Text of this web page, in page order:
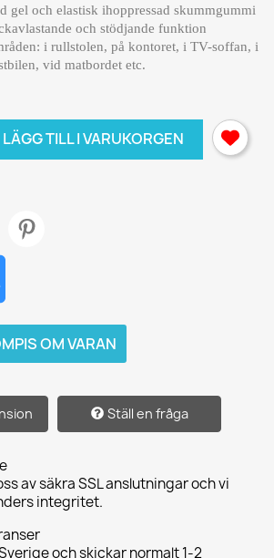
gel och elastisk ihoppressad skummgummi
och stödjande funktion
i rullstolen, på kontoret, i TV-soffan, i
vid matbordet etc.
LÄGG TILL I VARUKORGEN
OM VARAN
Ställ en fråga
av säkra SSL anslutningar och vi
integritet.
och skickar normalt 1-2